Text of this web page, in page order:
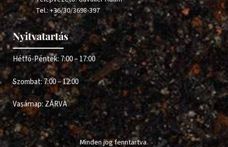
Tel.:+36/30/3698-397
Nyitvatartás
Hétfő-Péntek: 7:00 – 17:00
Szombat: 7:00 – 12:00
Vasárnap: ZÁRVA
Minden jog fenntartva.